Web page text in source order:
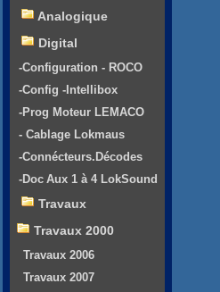
Analogique
Digital
-Configuration - ROCO
-Config -Intellibox
-Prog Moteur LEMACO
- Cablage Lokmaus
-Connécteurs.Décodes
-Doc Aux 1 à 4 LokSound
Travaux
Travaux 2000
Travaux 2006
Travaux 2007